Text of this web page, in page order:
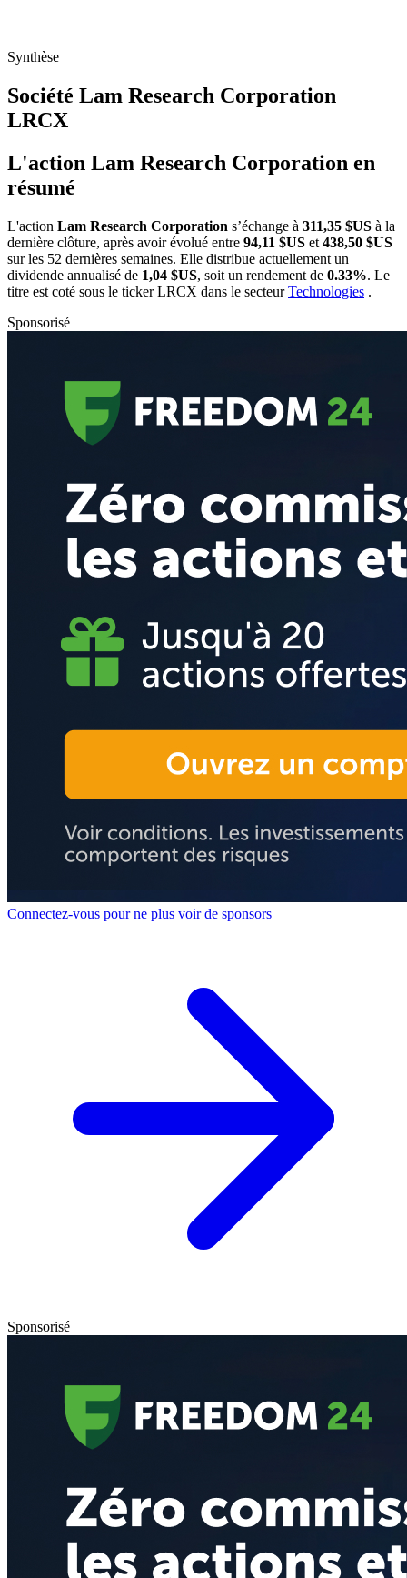
Synthèse
Société Lam Research Corporation
LRCX
L'action Lam Research Corporation en
résumé
L'action Lam Research Corporation s’échange à 311,35 $US à la
dernière clôture, après avoir évolué entre 94,11 $US et 438,50 $US
sur les 52 dernières semaines. Elle distribue actuellement un
dividende annualisé de 1,04 $US, soit un rendement de 0.33%. Le
titre est coté sous le tickerLRCX dans le secteurTechnologies .
Sponsorisé
Connectez-vous pour ne plus voir de sponsors
Sponsorisé